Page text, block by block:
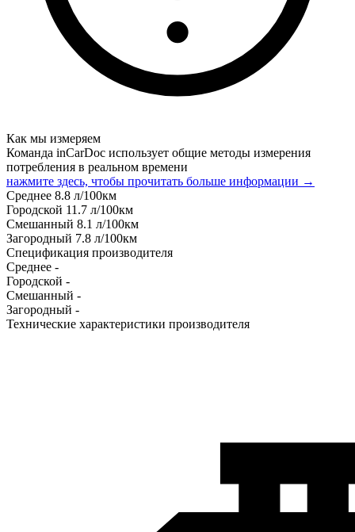
Как мы измеряем
Команда inCarDoc использует общие методы измерения
потребления в реальном времени
нажмите здесь, чтобы прочитать больше информации →
Среднее 8.8 л/100км
Городской 11.7 л/100км
Смешанный 8.1 л/100км
Загородный 7.8 л/100км
Спецификация производителя
Среднее -
Городской -
Смешанный -
Загородный -
Технические характеристики производителя